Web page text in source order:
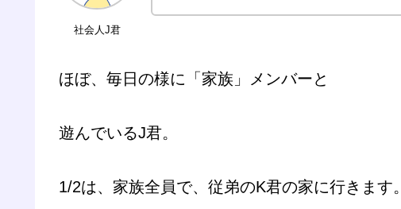
社会人J君
ほぼ、毎日の様に「家族」メンバーと
遊んでいるJ君。
1/2は、家族全員で、従弟のK君の家に行きます。